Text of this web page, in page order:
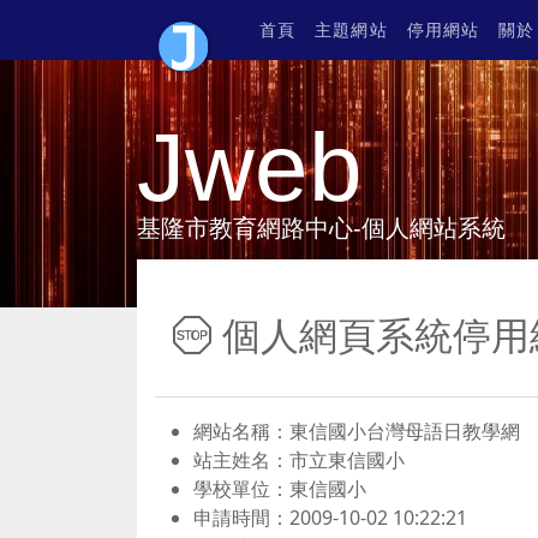
首頁 主題網站 停用網站 關於
Jweb
基隆市教育網路中心-個人網站系統
個人網頁系統停
網站名稱：東信國小台灣母語日教學網
站主姓名：市立東信國小
學校單位：東信國小
申請時間：2009-10-02 10:22:21